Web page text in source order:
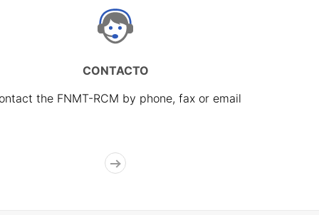
CONTACTO
the FNMT-RCM by phone, fax or email